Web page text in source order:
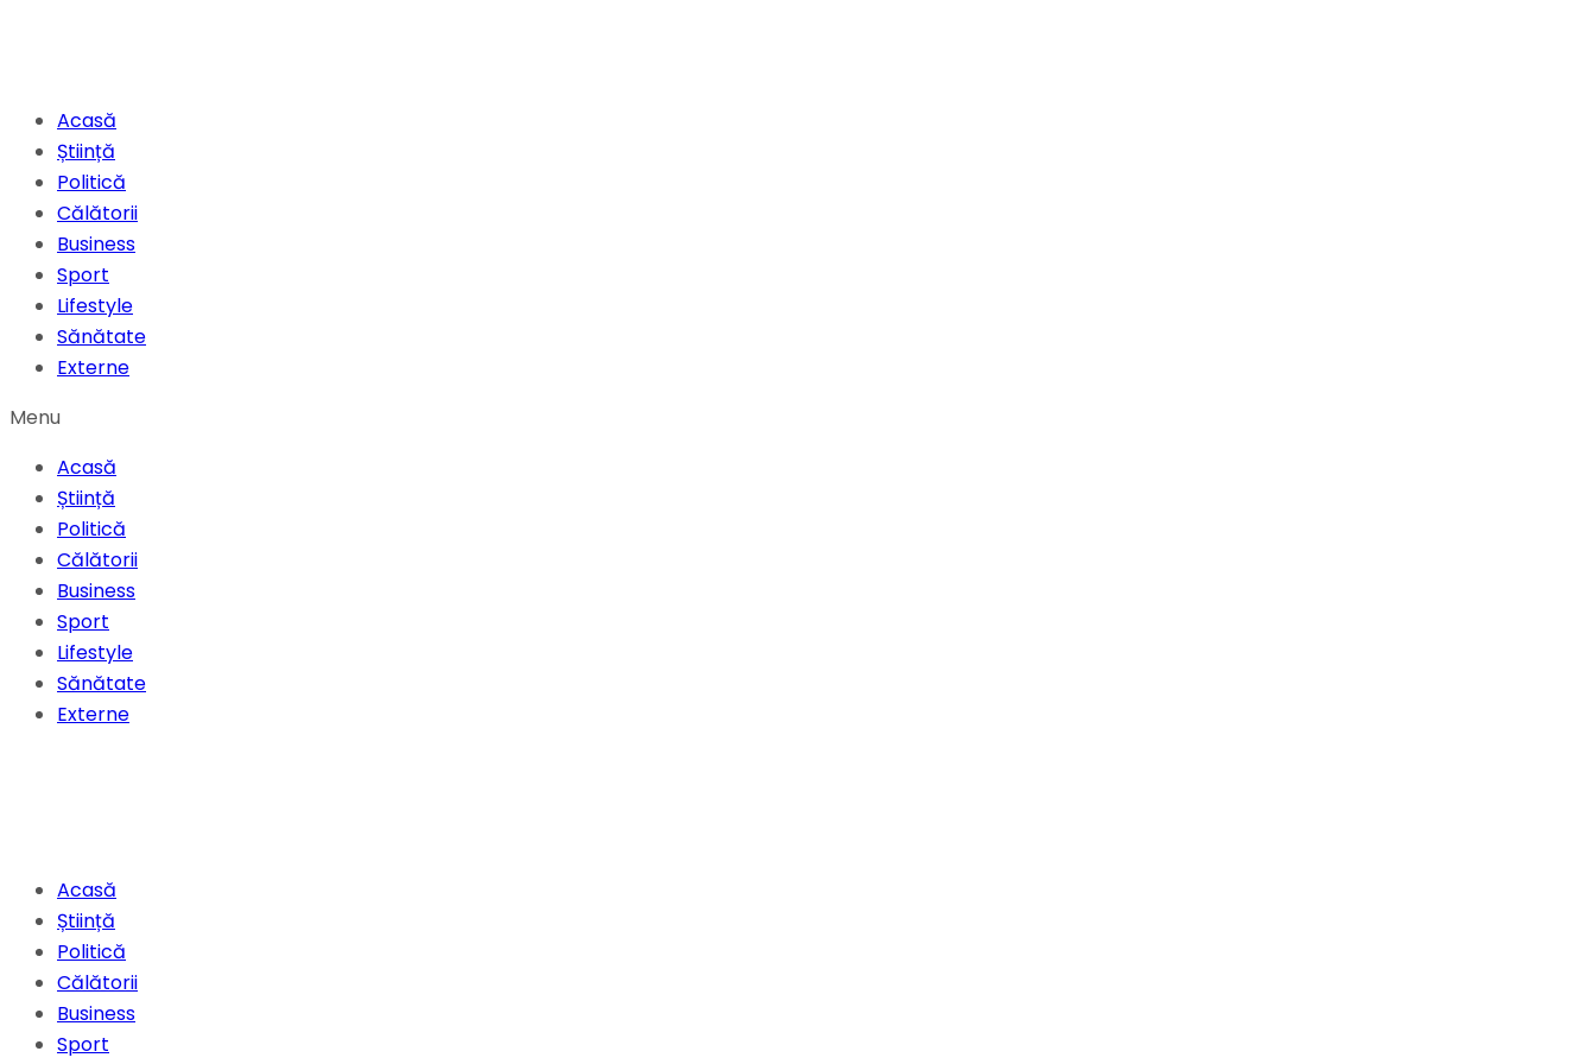
Acasă
Știință
Politică
Călătorii
Business
Sport
Lifestyle
Sănătate
Externe
Menu
Acasă
Știință
Politică
Călătorii
Business
Sport
Lifestyle
Sănătate
Externe
Acasă
Știință
Politică
Călătorii
Business
Sport